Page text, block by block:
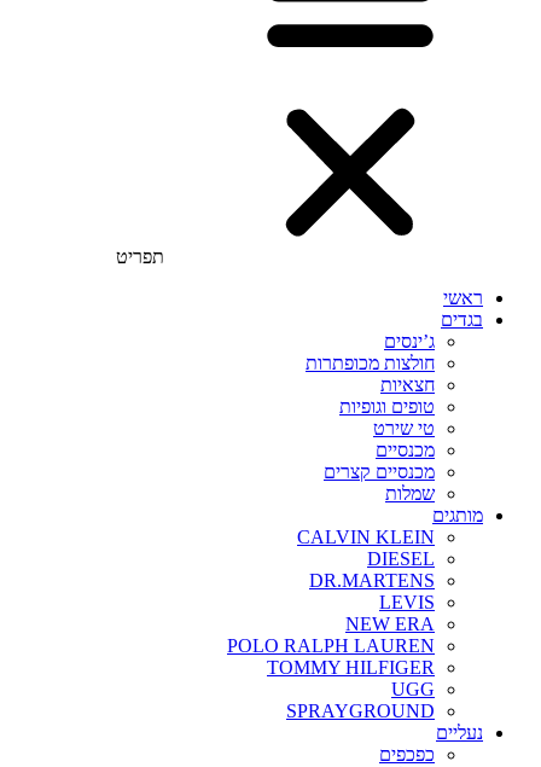
תפריט
ראשי
בגדים
ג’ינסים
חולצות מכופתרות
חצאיות
טופים וגופיות
טי שירט
מכנסיים
מכנסיים קצרים
שמלות
מותגים
CALVIN KLEIN
DIESEL
DR.MARTENS
LEVIS
NEW ERA
POLO RALPH LAUREN
TOMMY HILFIGER
UGG
SPRAYGROUND
נעליים
כפכפים